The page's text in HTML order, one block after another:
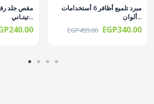
مقص جلد
تيتـاني...
مبرد تلميع أظافر 6 أستخدامات
ألوان...
EGP459.00 EGP340.00